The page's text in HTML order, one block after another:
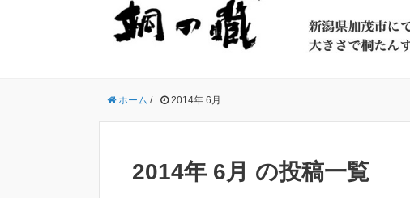
ホーム / 2014年 6月
2014年 6月 の投稿一覧